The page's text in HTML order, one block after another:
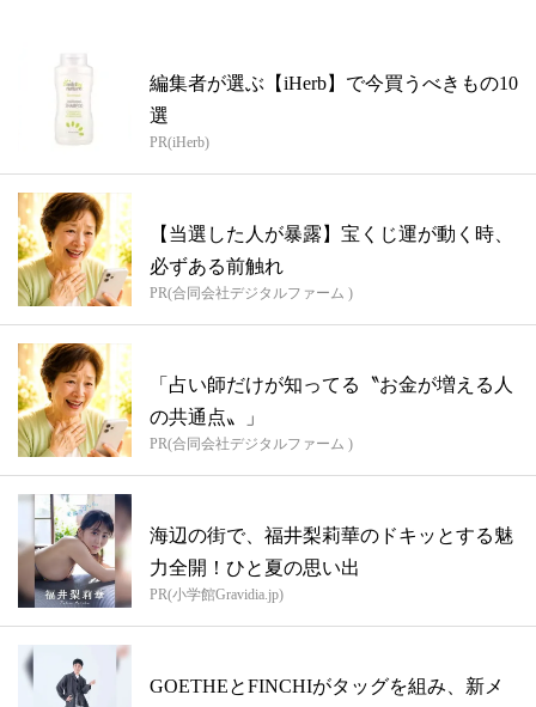
編集者が選ぶ【iHerb】で今買うべきもの10
選
PR(iHerb)
【当選した人が暴露】宝くじ運が動く時、
必ずある前触れ
PR(合同会社デジタルファーム )
「占い師だけが知ってる〝お金が増える人
の共通点〟」
PR(合同会社デジタルファーム )
海辺の街で、福井梨莉華のドキッとする魅
力全開！ひと夏の思い出
PR(小学館Gravidia.jp)
GOETHEとFINCHIがタッグを組み、新メ